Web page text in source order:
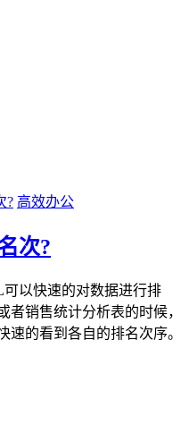
高效办公
次?
以快速的对数据进行排
者销售统计分析表的时候，
速的看到各自的排名次序。